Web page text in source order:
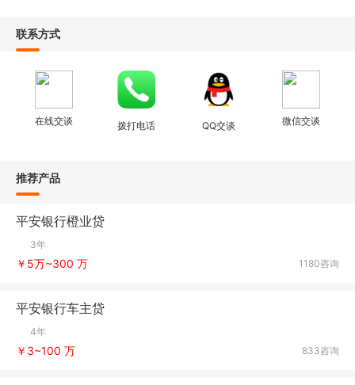
联系方式
在线交谈 拨打电话 QQ交谈 微信交谈
推荐产品
平安银行橙业贷
3年
1180咨询
￥5万~300 万
平安银行车主贷
4年
833咨询
￥3~100 万